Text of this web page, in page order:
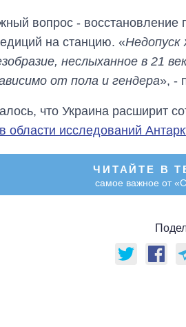
вопрос - восстановление
на станцию. «Недопуск
неслыханное в 21
от пола и гендера», -
что Украина расширит
в области исследований
ЧИТАЙТЕ В
самое важное от